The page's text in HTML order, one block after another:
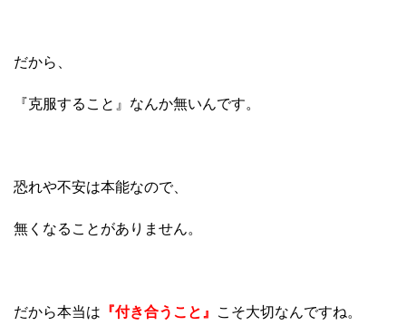
だから、
『克服すること』なんか無いんです。
恐れや不安は本能なので、
無くなることがありません。
だから本当は 『付き合うこと』 こそ大切なんですね。